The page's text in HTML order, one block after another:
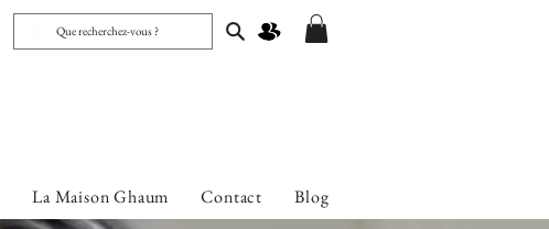
La Maison Ghaum Contact Blog